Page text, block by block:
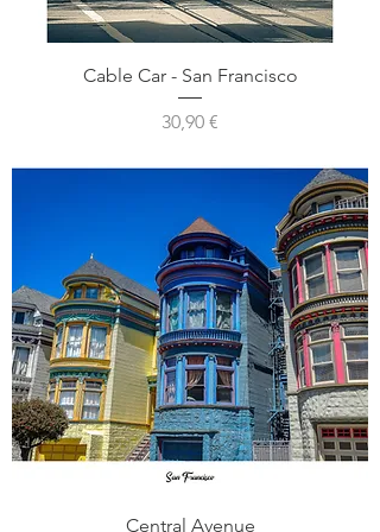
Cable Car - San Francisco
Prix
30,90 €
Central Avenue